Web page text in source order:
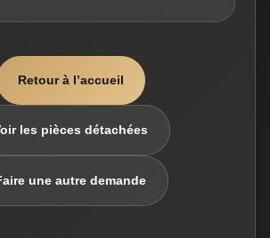
Retour à l’accueil
les pièces détachées
une autre demande